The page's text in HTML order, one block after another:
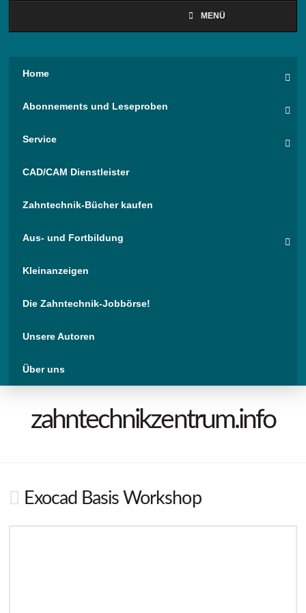
MENÜ
Home
Abonnements und Leseproben
Service
CAD/CAM Dienstleister
Zahntechnik-Bücher kaufen
Aus- und Fortbildung
Kleinanzeigen
Die Zahntechnik-Jobbörse!
Unsere Autoren
Über uns
zahntechnikzentrum.info
Exocad Basis Workshop